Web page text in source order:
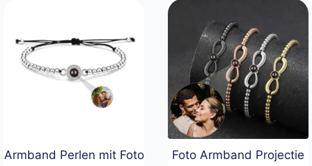
Armband Perlen mit Foto
Foto Armband Projectie